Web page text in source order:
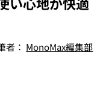
者： MonoMax編集部